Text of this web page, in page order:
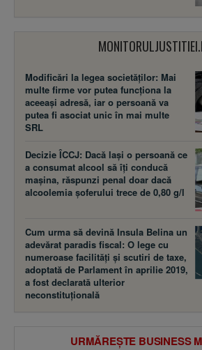
Modificări la legea societăţilor: Mai
multe firme vor putea funcţiona la
aceeaşi adresă, iar o persoană va
putea fi asociat unic în mai multe
SRL
Decizie ÎCCJ: Dacă laşi o persoană ce
a consumat alcool să îţi conducă
maşina, răspunzi penal doar dacă
alcoolemia şoferului trece de 0,80 g/l
Cum urma să devină Insula Belina un
adevărat paradis fiscal: O lege cu
numeroase facilităţi şi scutiri de taxe,
adoptată de Parlament în aprilie 2019,
a fost declarată ulterior
neconstituţională
URMĂREȘTE BUSINESS